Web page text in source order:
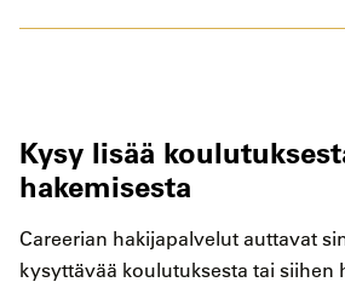
Kysy lisää
hakemisesta
Careerian hakijapalvelut auttavat
kysyttävää koulutuksesta tai siihen